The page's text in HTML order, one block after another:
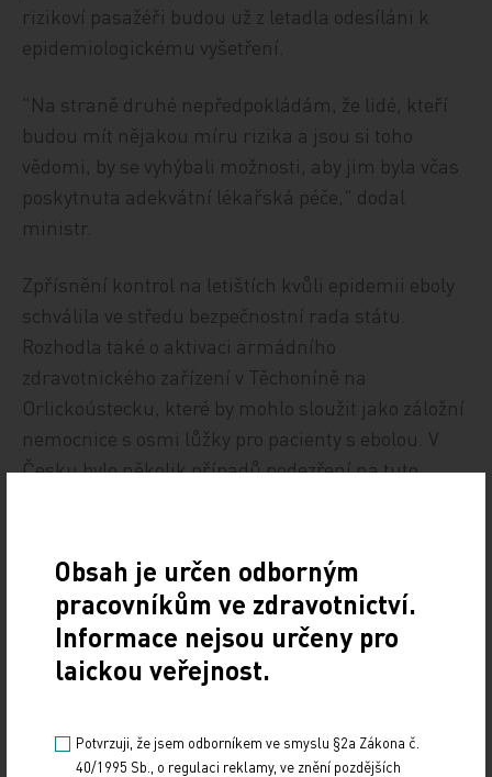
rizikoví pasažéři budou už z letadla odesíláni k
epidemiologickému vyšetření.
"Na straně druhé nepředpokládám, že lidé, kteří
budou mít nějakou míru rizika a jsou si toho
vědomi, by se vyhýbali možnosti, aby jim byla včas
poskytnuta adekvátní lékařská péče," dodal
ministr.
Zpřísnění kontrol na letištích kvůli epidemii eboly
schválila ve středu bezpečnostní rada státu.
Rozhodla také o aktivaci armádního
zdravotnického zařízení v Těchoníně na
Orlickoústecku, které by mohlo sloužit jako záložní
nemocnice s osmi lůžky pro pacienty s ebolou. V
Česku bylo několik případů podezření na tuto
Počet zemřelých pacientů s ebolou, většinou v
Africe, vzrostl téměř na 4500 lidí, míra úmrtnosti je
nyní 70 procent. Světová zdravotnická organizace
se obává, že během dvou měsíců by mohlo týdně
přibývat 5000 až 10.000 nových případů nákazy.
ČTK
Obsah je určen odborným
pracovníkům ve zdravotnictví.
Informace nejsou určeny pro
laickou veřejnost.
Potvrzuji, že jsem odborníkem ve smyslu §2a Zákona č.
40/1995 Sb., o regulaci reklamy, ve znění pozdějších